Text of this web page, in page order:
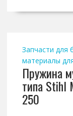
Запчасти для
материалы
Пружина
типа Stihl
250